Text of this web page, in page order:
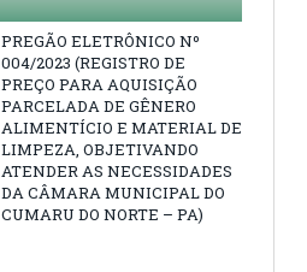
PREGÃO ELETRÔNICO Nº
004/2023 (REGISTRO DE
PREÇO PARA AQUISIÇÃO
PARCELADA DE GÊNERO
ALIMENTÍCIO E MATERIAL DE
LIMPEZA, OBJETIVANDO
ATENDER AS NECESSIDADES
DA CÂMARA MUNICIPAL DO
CUMARU DO NORTE – PA)